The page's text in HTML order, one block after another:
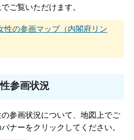
ご覧いただけます。
性の参画マップ（内閣府リン
参画状況
参画状況について、地図上でご
ナーをクリックしてください。